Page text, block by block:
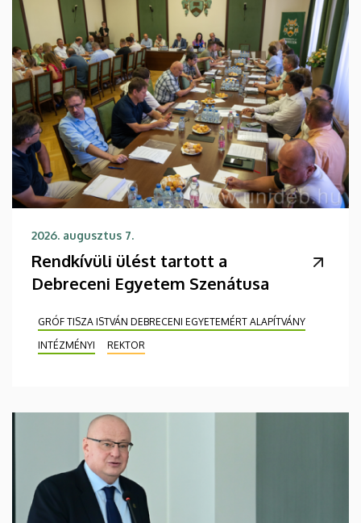
2026. augusztus 7.
Rendkívüli ülést tartott a
Debreceni Egyetem Szenátusa
GRÓF TISZA ISTVÁN DEBRECENI EGYETEMÉRT ALAPÍTVÁNY
INTÉZMÉNYI
REKTOR